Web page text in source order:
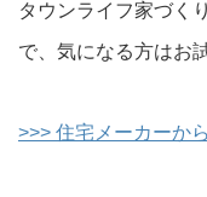
タウンライフ家づく
で、気になる方はお
>>> 住宅メーカーか